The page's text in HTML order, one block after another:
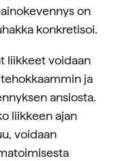
on
konkretisoi.
liikkeet voidaan
ja
ansiosta.
liikkeen ajan
voidaan